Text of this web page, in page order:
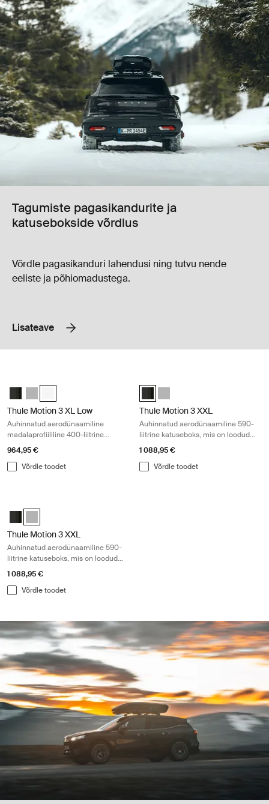
Tagumiste pagasikandurite ja
katusebokside võrdlus
Võrdle pagasikanduri lahendusi ning tutvu nende
eeliste ja põhiomadustega.
Lisateave
Thule Motion 3 XL Low Black Glossy
Thule Motion 3 XL Low Titan Glossy
Thule Motion 3 XL Low white Valge (selected)
Thule Motion 3 XL Low
Auhinnatud aerodünaamiline
madalaprofiililine 400-liitrine
katuseboks
964,95 €
Võrdle toodet
Thule Motion 3 XXL Black Glossy
Thule Motion 3 XXL Titan
Thule Motion 3 XXL
Auhinnatud aerodünaamiline 590-
liitrine katuseboks, mis on loodud
väliseiklusteks
1 088,95 €
Võrdle toodet
Thule Motion 3 XXL Black Glossy
Thule Motion 3 XXL Titan Glossy (selected)
Thule Motion 3 XXL
Auhinnatud aerodünaamiline 590-
liitrine katuseboks, mis on loodud
väliseiklusteks
1 088,95 €
Võrdle toodet